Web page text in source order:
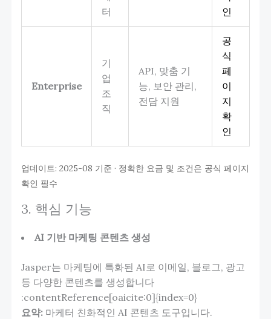
터
인
Enterprise
기
업
조
직
API, 맞춤 기
능, 보안 관리,
전담 지원
공
식
페
이
지
확
인
업데이트: 2025-08 기준 · 정확한 요금 및 조건은 공식 페이지
확인 필수
3. 핵심 기능
AI 기반 마케팅 콘텐츠 생성
Jasper는 마케팅에 특화된 AI로 이메일, 블로그, 광고
등 다양한 콘텐츠를 생성합니다
:contentReference[oaicite:0]{index=0}
요약:마케터 친화적인 AI 콘텐츠 도구입니다.